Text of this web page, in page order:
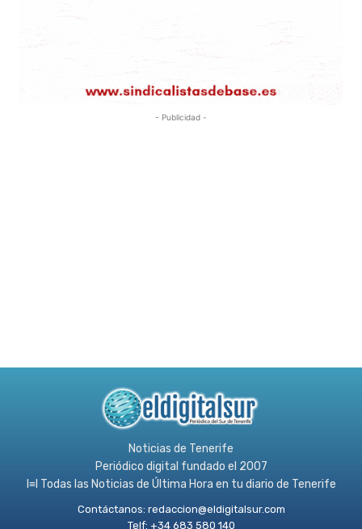
- Publicidad -
Noticias de Tenerife
Periódico digital fundado el 2007
l≡l Todas las Noticias de Última Hora en tu diario de Tenerife
Contáctanos: redaccion@eldigitalsur.com
Telf: +34 683 580 140